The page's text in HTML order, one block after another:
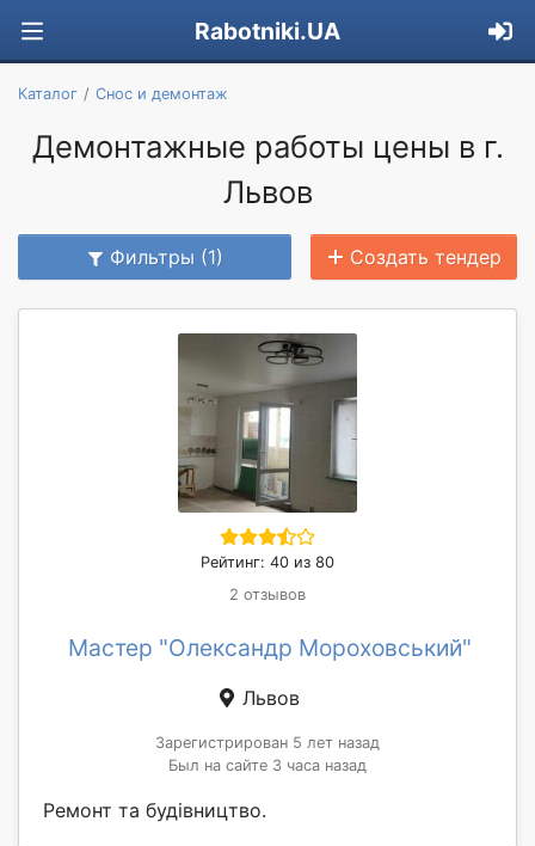
Rabotniki.UA
Каталог Снос и демонтаж
Демонтажные работы цены в г.
Львов
Фильтры (1) Создать тендер
Рейтинг: 40 из 80
2 отзывов
Мастер "Олександр Мороховський"
Львов
Зарегистрирован 5 лет назад
Был на сайте 3 часа назад
Ремонт та будівництво.